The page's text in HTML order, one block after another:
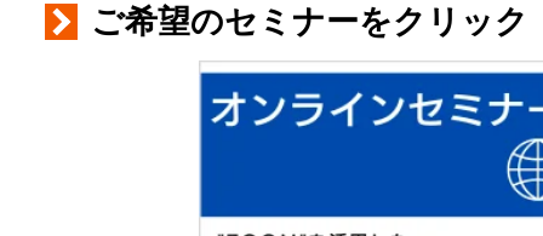
ご希望のセミナーをクリック